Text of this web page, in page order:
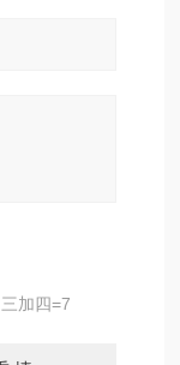
加四=7